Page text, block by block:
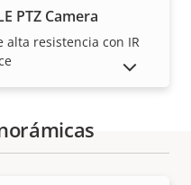
PTZ Camera
alta resistencia con IR